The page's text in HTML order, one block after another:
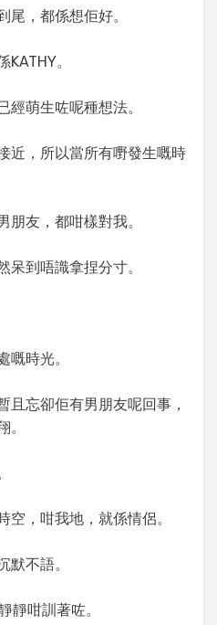
尾，都係想佢好。
。
經萌生咗呢種想法。
近，所以當所有嘢發生嘅時
朋友，都咁樣對我。
呆到唔識拿捏分寸。
嘅時光。
且忘卻佢有男朋友呢回事，
。
，咁我地，就係情侶。
默不語。
靜咁訓著咗。